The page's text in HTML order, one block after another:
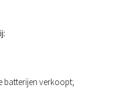
batterijen verkoopt;